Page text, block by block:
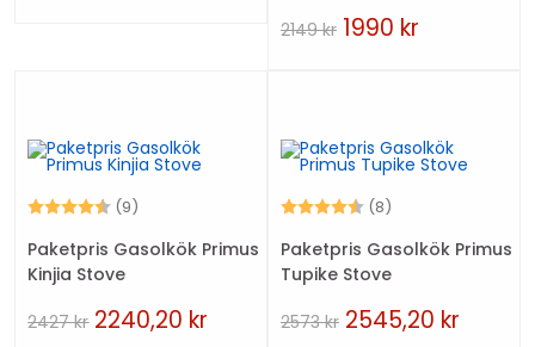
2149kr 1990 kr
Betyg: (9)
4.9 utav 5 stjärnor
Paketpris Gasolkök Primus
Kinjia Stove
2427kr 2240,20 kr
Betyg: (8)
Paketpris Gasolkök Primus
Tupike Stove
2573kr 2545,20 kr